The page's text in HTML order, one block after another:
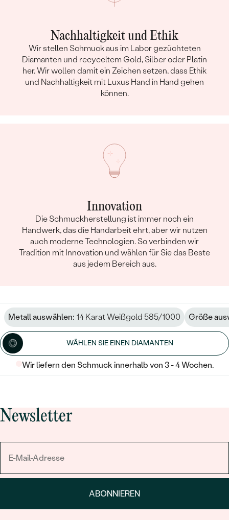
Nachhaltigkeit und Ethik
Wir stellen Schmuck aus im Labor gezüchteten
Diamanten und recyceltem Gold, Silber oder Platin
her. Wir wollen damit ein Zeichen setzen, dass Ethik
und Nachhaltigkeit mit Luxus Hand in Hand gehen
können.
Innovation
Die Schmuckherstellung ist immer noch ein
Handwerk, das die Handarbeit ehrt, aber wir nutzen
auch moderne Technologien. So verbinden wir
Tradition mit Innovation und wählen für Sie das Beste
aus jedem Bereich aus.
Metall auswählen: 14 Karat Weißgold 585/1000 Größe
WÄHLEN SIE EINEN DIAMANTEN
Wir liefern den Schmuck innerhalb von 3 - 4 Wochen.
Newsletter
ABONNIEREN